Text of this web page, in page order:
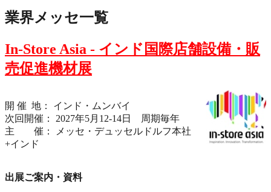
業界メッセ一覧
In-Store Asia - インド国際店舗設備・販
売促進機材展
開 催 地： インド・ムンバイ
次回開催： 2027年5月12-14日 周期毎年
主 催： メッセ・デュッセルドルフ本社
+インド
出展ご案内・資料